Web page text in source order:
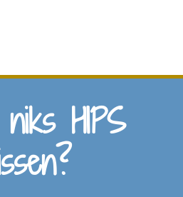
HIPS